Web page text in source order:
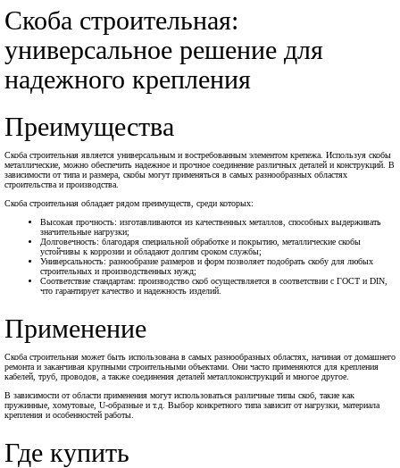
Скоба строительная:
универсальное решение для
надежного крепления
Преимущества
Скоба строительная является универсальным и востребованным элементом крепежа. Используя скобы
металлические, можно обеспечить надежное и прочное соединение различных деталей и конструкций. В
зависимости от типа и размера, скобы могут применяться в самых разнообразных областях
строительства и производства.
Скоба строительная обладает рядом преимуществ, среди которых:
Высокая прочность: изготавливаются из качественных металлов, способных выдерживать
значительные нагрузки;
Долговечность: благодаря специальной обработке и покрытию, металлические скобы
устойчивы к коррозии и обладают долгим сроком службы;
Универсальность: разнообразие размеров и форм позволяет подобрать скобу для любых
строительных и производственных нужд;
Соответствие стандартам: производство скоб осуществляется в соответствии с ГОСТ и DIN,
что гарантирует качество и надежность изделий.
Применение
Скоба строительная может быть использована в самых разнообразных областях, начиная от домашнего
ремонта и заканчивая крупными строительными объектами. Они часто применяются для крепления
кабелей, труб, проводов, а также соединения деталей металлоконструкций и многое другое.
В зависимости от области применения могут использоваться различные типы скоб, такие как
пружинные, хомутовые, U-образные и т.д. Выбор конкретного типа зависит от нагрузки, материала
крепления и особенностей работы.
Где купить